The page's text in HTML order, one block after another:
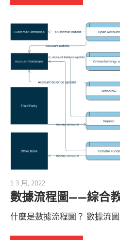
1 3 月, 2022
數據流程圖——綜合
什麼是數據流程圖？ 數據流